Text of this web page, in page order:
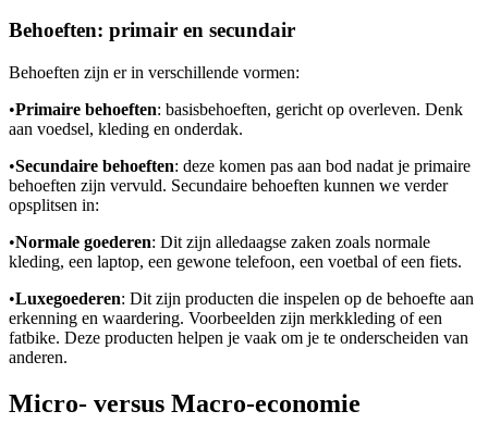
Behoeften: primair en secundair
Behoeften zijn er in verschillende vormen:
•Primaire behoeften: basisbehoeften, gericht op overleven. Denk
aan voedsel, kleding en onderdak.
•Secundaire behoeften: deze komen pas aan bod nadat je primaire
behoeften zijn vervuld. Secundaire behoeften kunnen we verder
opsplitsen in:
•Normale goederen: Dit zijn alledaagse zaken zoals normale
kleding, een laptop, een gewone telefoon, een voetbal of een fiets.
•Luxegoederen: Dit zijn producten die inspelen op de behoefte aan
erkenning en waardering. Voorbeelden zijn merkkleding of een
fatbike. Deze producten helpen je vaak om je te onderscheiden van
anderen.
Micro- versus Macro-economie